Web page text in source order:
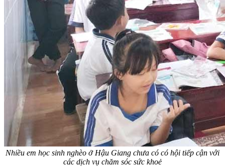
Nhiều em học sinh nghèo ở Hậu Giang chưa có có hội tiếp cận với
các dịch vụ chăm sóc sức khoẻ